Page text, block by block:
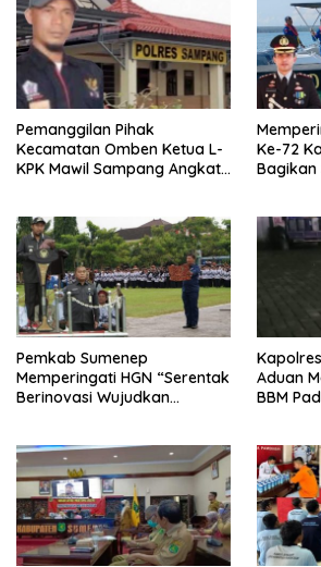
Pemanggilan Pihak
Kecamatan Omben Ketua L-
KPK Mawil Sampang Angkat
Ke-72
Bagikan
Pemkab Sumenep
Memperingati HGN “Serentak
Berinovasi Wujudkan
Aduan
BBM